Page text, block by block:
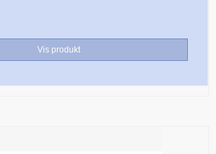
Vis produkt